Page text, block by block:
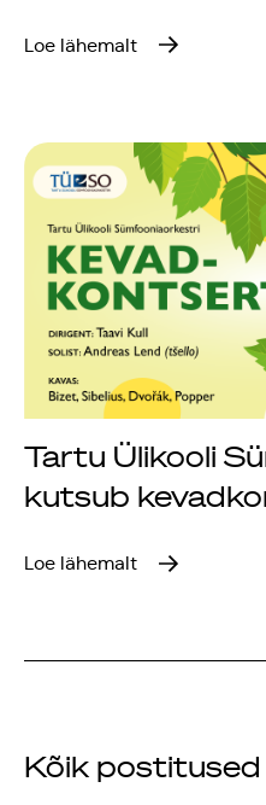
Loe lähemalt
Tartu Ülikooli
kutsub
Loe lähemalt
Kõik postitused